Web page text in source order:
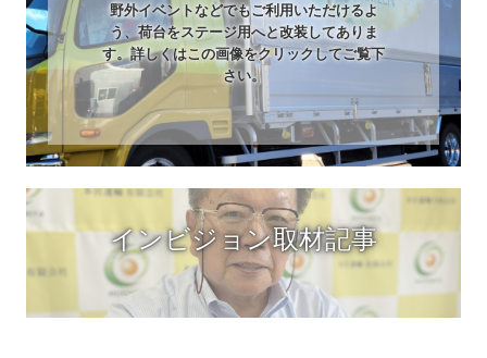
野外イベントなどでもご利用いただけるよ
う、荷台をステージ用へと改装してありま
す。詳しくはこの画像をクリックしてご覧下
さい。
インビジョン取材記事